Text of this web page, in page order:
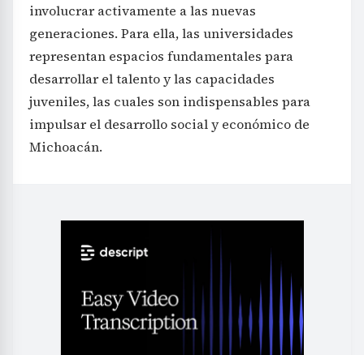
involucrar activamente a las nuevas
generaciones. Para ella, las universidades
representan espacios fundamentales para
desarrollar el talento y las capacidades
juveniles, las cuales son indispensables para
impulsar el desarrollo social y económico de
Michoacán.